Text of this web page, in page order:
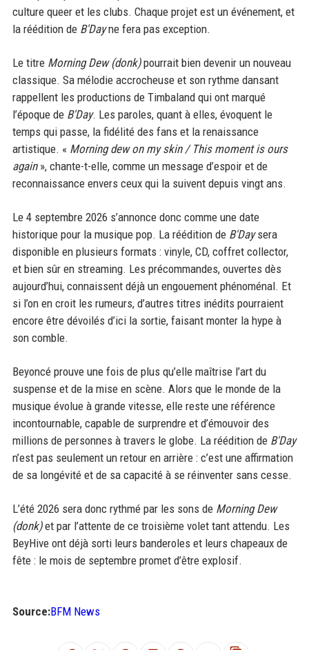
culture queer et les clubs. Chaque projet est un événement, et
la réédition de B'Dayne fera pas exception.
Le titre Morning Dew (donk)pourrait bien devenir un nouveau
classique. Sa mélodie accrocheuse et son rythme dansant
rappellent les productions de Timbaland qui ont marqué
l’époque de B'Day. Les paroles, quant à elles, évoquent le
temps qui passe, la fidélité des fans et la renaissance
artistique. « Morning dew on my skin / This moment is ours
again», chante-t-elle, comme un message d’espoir et de
reconnaissance envers ceux qui la suivent depuis vingt ans.
Le 4 septembre 2026 s’annonce donc comme une date
historique pour la musique pop. La réédition de B'Daysera
disponible en plusieurs formats : vinyle, CD, coffret collector,
et bien sûr en streaming. Les précommandes, ouvertes dès
aujourd’hui, connaissent déjà un engouement phénoménal. Et
si l’on en croit les rumeurs, d’autres titres inédits pourraient
encore être dévoilés d’ici la sortie, faisant monter la hype à
son comble.
Beyoncé prouve une fois de plus qu’elle maîtrise l’art du
suspense et de la mise en scène. Alors que le monde de la
musique évolue à grande vitesse, elle reste une référence
incontournable, capable de surprendre et d’émouvoir des
millions de personnes à travers le globe. La réédition de B'Day
n’est pas seulement un retour en arrière : c’est une affirmation
de sa longévité et de sa capacité à se réinventer sans cesse.
L’été 2026 sera donc rythmé par les sons de Morning Dew
(donk)et par l’attente de ce troisième volet tant attendu. Les
BeyHive ont déjà sorti leurs banderoles et leurs chapeaux de
fête : le mois de septembre promet d’être explosif.
Source:BFM News